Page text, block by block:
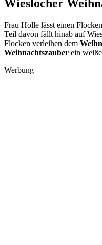
Wieslocher
Frau Holle lässt einen
Teil davon fällt hinab auf
Flocken verleihen dem
Weihnachtszauber ein
Werbung